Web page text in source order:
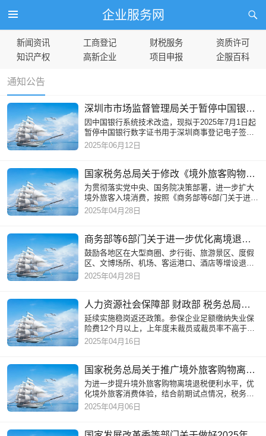
企业服务网
新闻资讯 工商登记 财税服务
资质许可
知识产权
高新企业 项目申报 企服百科
通知公告
深圳市市场监督管理局关于暂停中国银行数字证书用于深圳商事登记电子签名的公告
因中国银行系统技术改造，现拟于2025年7月1日起
暂停中国银行数字证书用于深圳商事登记电子签
名，具体恢复时间另行通知。
2025年06月12日
国家税务总局关于修改《境外旅客购物离境退税管理办法（试行）》的公告
为贯彻落实党中央、国务院决策部署，进一步扩大
境外旅客入境消费，按照《商务部等6部门关于进一
步优化离境退税政策扩大入境消费的通知》（商消
2025年04月28日
商务部等6部门关于进一步优化离境退税政策扩大入境消费的通知
鼓励各地区在大型商圈、步行街、旅游景区、度假
区、文博场所、机场、客运港口、酒店等增设退税
商店，扩大退税商店覆盖面。积极引导国际名品、
2025年04月28日
人力资源社会保障部 财政部 税务总局关于延续实施失业保险稳岗惠民政策措施的通知
延续实施稳岗返还政策。参保企业足额缴纳失业保
险费12个月以上，上年度未裁员或裁员率不高于上
年度全国城镇调查失业率控制目标，30人（含）以
2025年04月16日
国家税务总局关于推广境外旅客购物离境退税“即买即退”服务措施的公告
为进一步提升境外旅客购物离境退税便利水平，优
化境外旅客消费体验，结合前期试点情况，税务总
局决定全面推广境外旅客购物离境退税“即买即退”服
2025年04月06日